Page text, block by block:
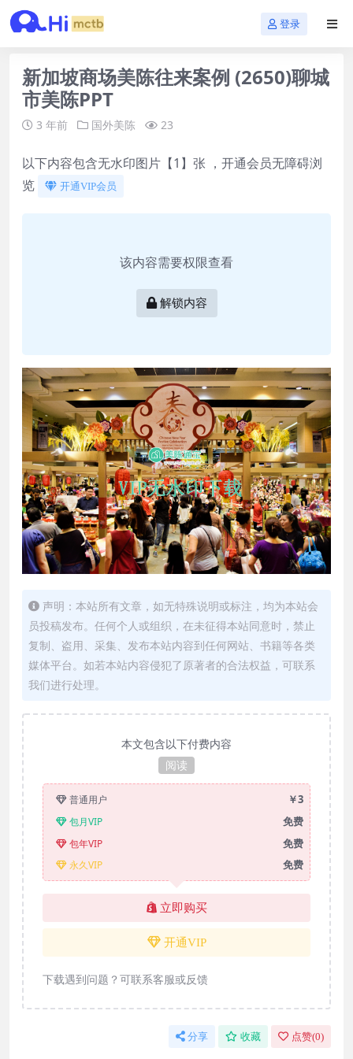
登录
新加坡商场美陈往来案例 (2650)聊城
市美陈PPT
3 年前 国外美陈 23
以下内容包含无水印图片【1】张 ，开通会员无障碍浏
览
开通VIP会员
该内容需要权限查看
解锁内容
声明：本站所有文章，如无特殊说明或标注，均为本站会
员投稿发布。任何个人或组织，在未征得本站同意时，禁止
复制、盗用、采集、发布本站内容到任何网站、书籍等各类
媒体平台。如若本站内容侵犯了原著者的合法权益，可联系
我们进行处理。
本文包含以下付费内容
阅读
普通用户 ￥3
包月VIP 免费
包年VIP 免费
永久VIP 免费
立即购买
开通VIP
下载遇到问题？可联系客服或反馈
分享 收藏 点赞(0)